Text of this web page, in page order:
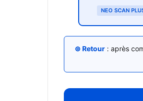
NEO SCAN
⊚ Retour : après